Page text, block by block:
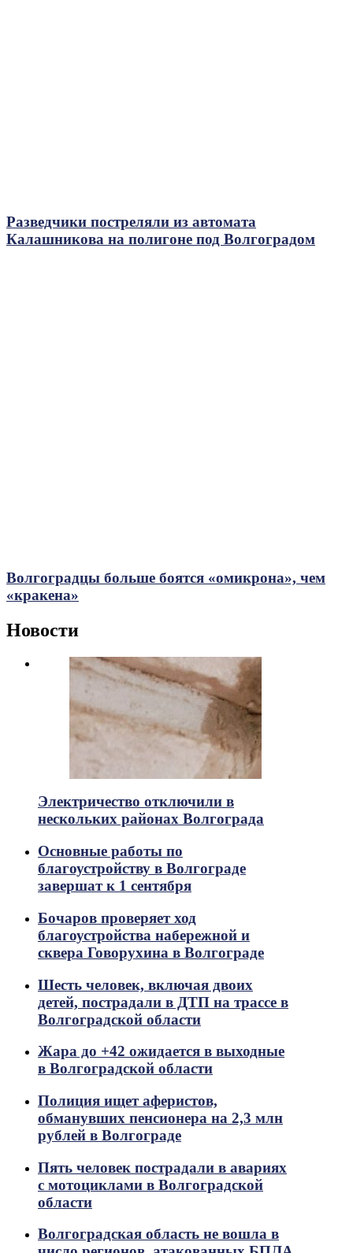
Разведчики постреляли из автомата
Калашникова на полигоне под Волгоградом
Волгоградцы больше боятся «омикрона», чем
«кракена»
Новости
Электричество отключили в
нескольких районах Волгограда
Основные работы по
благоустройству в Волгограде
завершат к 1 сентября
Бочаров проверяет ход
благоустройства набережной и
сквера Говорухина в Волгограде
Шесть человек, включая двоих
детей, пострадали в ДТП на трассе в
Волгоградской области
Жара до +42 ожидается в выходные
в Волгоградской области
Полиция ищет аферистов,
обманувших пенсионера на 2,3 млн
рублей в Волгограде
Пять человек пострадали в авариях
с мотоциклами в Волгоградской
области
Волгоградская область не вошла в